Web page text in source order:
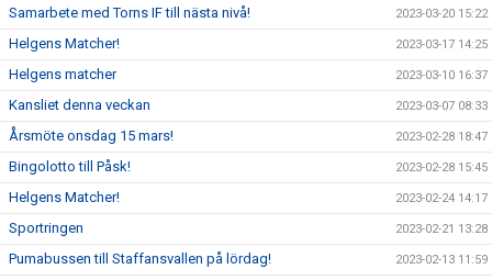
Samarbete med Torns IF till nästa nivå! 2023-03-20 15:22
Helgens Matcher! 2023-03-17 14:25
Helgens matcher 2023-03-10 16:37
Kansliet denna veckan 2023-03-07 08:33
Årsmöte onsdag 15 mars! 2023-02-28 18:47
Bingolotto till Påsk! 2023-02-28 15:45
Helgens Matcher! 2023-02-24 14:17
Sportringen 2023-02-21 13:28
Pumabussen till Staffansvallen på lördag! 2023-02-13 11:59